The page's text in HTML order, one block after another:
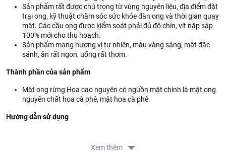
Sản phẩm rất được chú trọng từ vùng nguyên liệu, địa điểm đặt
trại ong, kỹ thuật chăm sóc sức khỏe đàn ong và thời gian quay
mật. Các cầu ong được kiểm soát phải đủ độ chín, vít nắp sáp
100% mới cho thu hoạch.
Sản phẩm mang hương vị tự nhiên, màu vàng sáng, mật đặc
sánh, ăn rất ngon, uống rất thơm.
Thành phần của sản phẩm
Mật ong rừng Hoa cao nguyên có nguồn mật chính là mật ong
nguyên chất hoa cà phê, mật hoa cà phê.
Hướng dẫn sử dụng
Xem thêm